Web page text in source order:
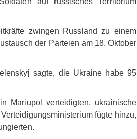
zwingen Russland zu einem
der Parteien am 18. Oktober
sagte, die Ukraine habe 95
Mariupol verteidigten, ukrainische
fügte hinzu,